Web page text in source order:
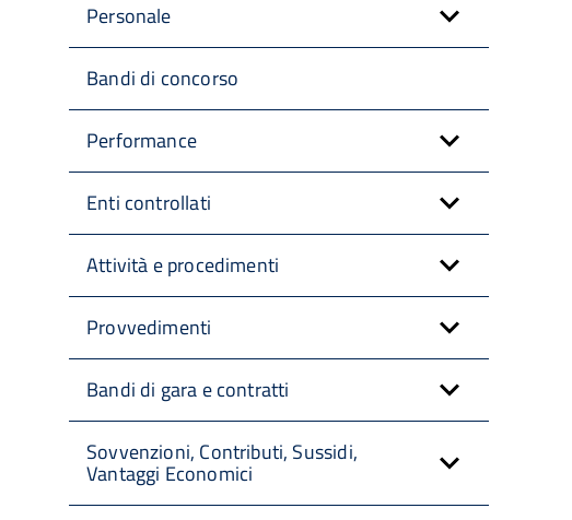
Personale
Bandi di concorso
Performance
Enti controllati
Attività e procedimenti
Provvedimenti
Bandi di gara e contratti
Sovvenzioni, Contributi, Sussidi,
Vantaggi Economici